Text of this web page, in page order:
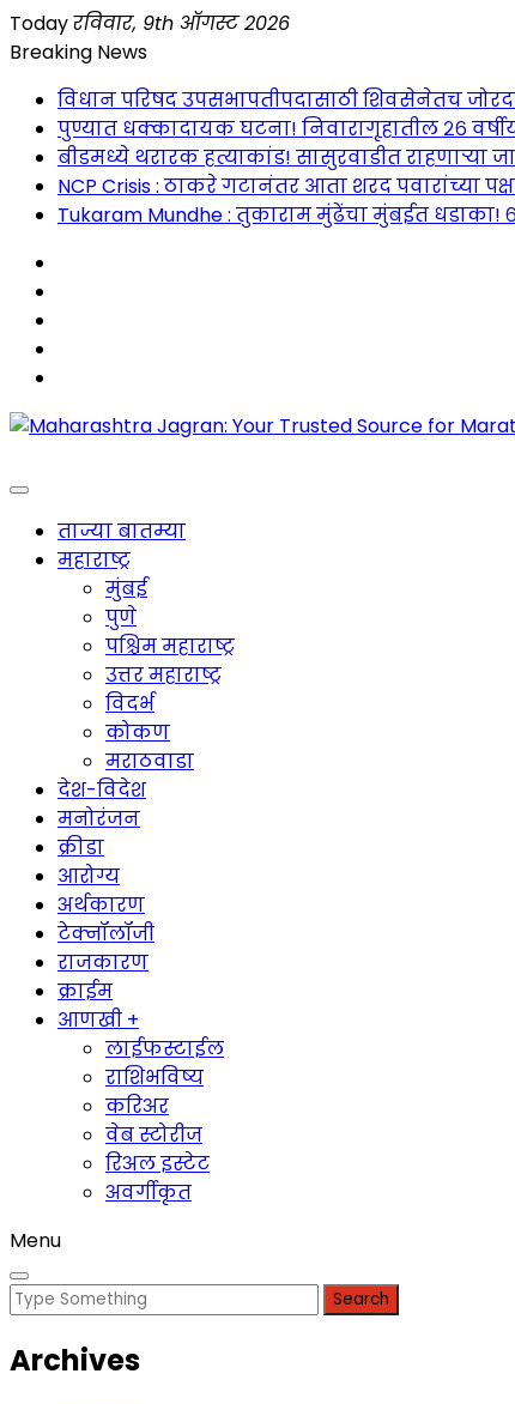
Skip
to
Todayरविवार, 9th ऑगस्ट 2026
Breaking News
विधान परिषद उपसभापतीपदासाठी शिवसेनेतच
पुण्यात धक्कादायक घटना! निवारागृहातील २६
बीडमध्ये थरारक हत्याकांड! सासुरवाडीत राहणाऱ्या
NCP Crisis : ठाकरे गटानंतर आता शरद पवारांच्या
Tukaram Mundhe : तुकाराम मुंढेंचा मुंबईत धडाका!
Maharashtra Jagran : Your Trusted Companion
ताज्या बातम्या
महाराष्ट्र
मुंबई
पुणे
पश्चिम महाराष्ट्र
उत्तर महाराष्ट्र
विदर्भ
कोकण
मराठवाडा
देश-विदेश
मनोरंजन
क्रीडा
आरोग्य
अर्थकारण
टेक्नॉलॉजी
राजकारण
क्राईम
आणखी +
लाईफस्टाईल
राशिभविष्य
करिअर
वेब स्टोरीज
रिअल इस्टेट
अवर्गीकृत
Menu
Search
Archives